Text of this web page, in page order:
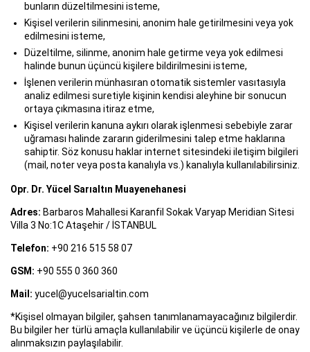
bunların düzeltilmesini isteme,
Kişisel verilerin silinmesini, anonim hale getirilmesini veya yok
edilmesini isteme,
Düzeltilme, silinme, anonim hale getirme veya yok edilmesi
halinde bunun üçüncü kişilere bildirilmesini isteme,
İşlenen verilerin münhasıran otomatik sistemler vasıtasıyla
analiz edilmesi suretiyle kişinin kendisi aleyhine bir sonucun
ortaya çıkmasına itiraz etme,
Kişisel verilerin kanuna aykırı olarak işlenmesi sebebiyle zarar
uğraması halinde zararın giderilmesini talep etme haklarına
sahiptir. Söz konusu haklar internet sitesindeki iletişim bilgileri
(mail, noter veya posta kanalıyla vs.) kanalıyla kullanılabilirsiniz.
Opr. Dr. Yücel Sarıaltın Muayenehanesi
Adres: Barbaros Mahallesi Karanfil Sokak Varyap Meridian Sitesi
Villa 3 No:1C Ataşehir / İSTANBUL
Telefon: +90 216 515 58 07
GSM: +90 555 0 360 360
Mail: yucel@yucelsarialtin.com
*Kişisel olmayan bilgiler, şahsen tanımlanamayacağınız bilgilerdir.
Bu bilgiler her türlü amaçla kullanılabilir ve üçüncü kişilerle de onay
alınmaksızın paylaşılabilir.